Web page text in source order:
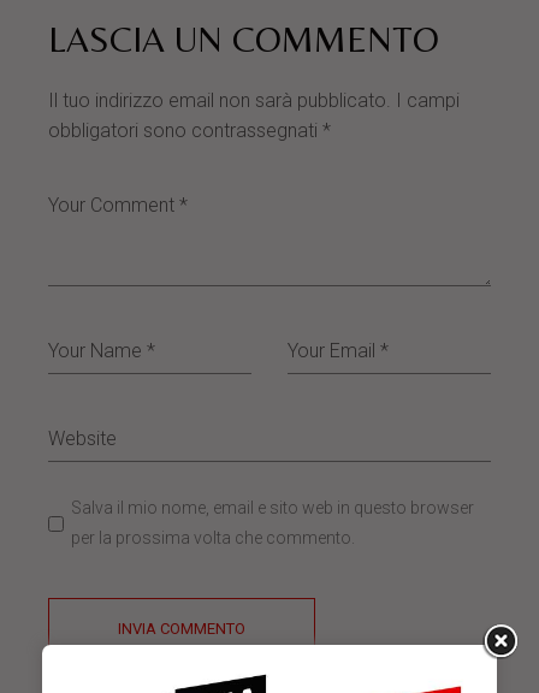
LASCIA UN COMMENTO
Il tuo indirizzo email non sarà pubblicato. I campi
obbligatori sono contrassegnati*
Salva il mio nome, email e sito web in questo browser
per la prossima volta che commento.
INVIA COMMENTO